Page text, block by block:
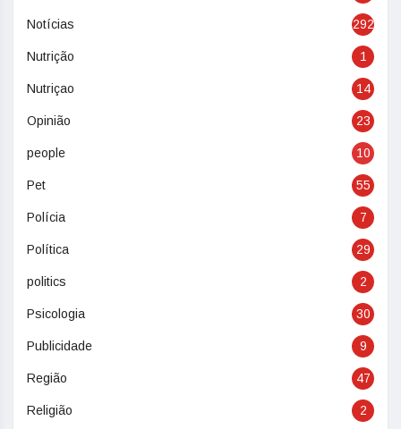
Notícias 292
Nutrição 1
Nutriçao 14
Opinião 23
people 10
Pet 55
Polícia 7
Política 29
politics 2
Psicologia 30
Publicidade 9
Região 47
Religião 2